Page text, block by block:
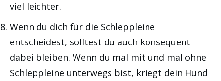
viel leichter.
Wenn du dich für die Schleppleine
entscheidest, solltest du auch konsequent
dabei bleiben. Wenn du mal mit und mal ohne
Schleppleine unterwegs bist, kriegt dein Hund